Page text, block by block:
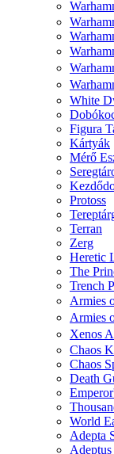
White
Figura
Kártyák
Mérő
Protoss
Terran
Zerg
Heretic
The
Trench
Armies
Armies
Xenos
Chaos
Chaos
Death
World
Adepta
Adeptus